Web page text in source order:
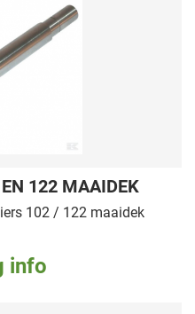
122 MAAIDEK
102 / 122 maaidek
info